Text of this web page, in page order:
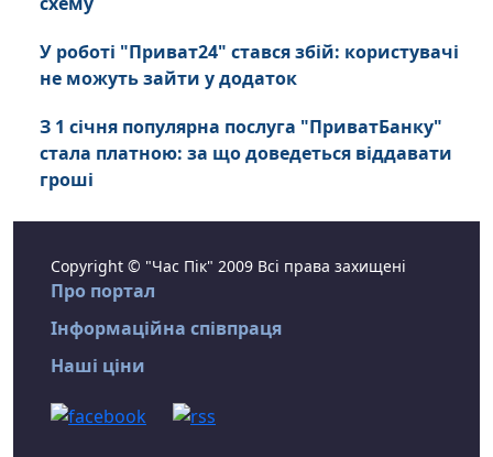
У роботі "Приват24" стався збій: користувачі
не можуть зайти у додаток
З 1 січня популярна послуга "ПриватБанку"
стала платною: за що доведеться віддавати
гроші
Copyright © "Час Пік" 2009 Всі права захищені
Про портал
Інформаційна співпраця
Наші ціни